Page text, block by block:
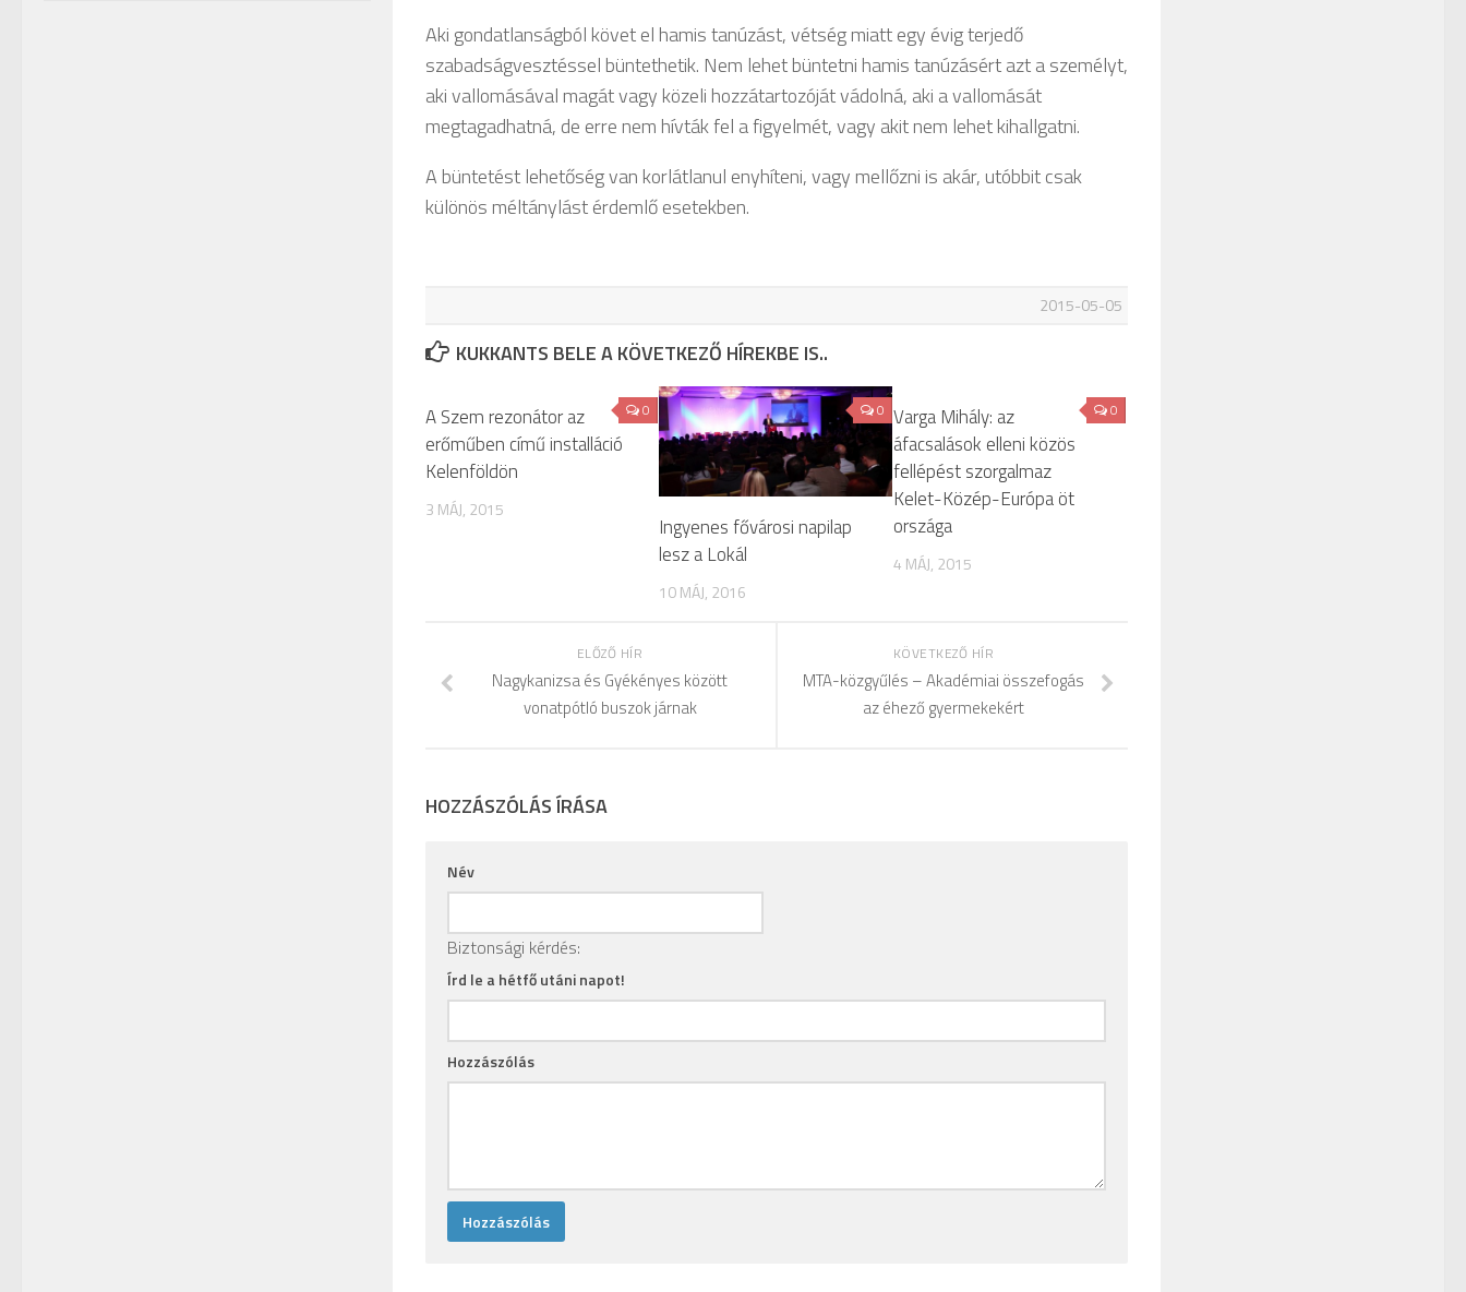
Aki gondatlanságból követ el hamis tanúzást, vétség miatt egy évig terjedő
szabadságvesztéssel büntethetik. Nem lehet büntetni hamis tanúzásért azt a személyt,
aki vallomásával magát vagy közeli hozzátartozóját vádolná, aki a vallomását
megtagadhatná, de erre nem hívták fel a figyelmét, vagy akit nem lehet kihallgatni.
A büntetést lehetőség van korlátlanul enyhíteni, vagy mellőzni is akár, utóbbit csak
különös méltánylást érdemlő esetekben.
2015-05-05
KUKKANTS BELE A KÖVETKEZŐ HÍREKBE IS..
0
A Szem rezonátor az
erőműben című installáció
Kelenföldön
3 MÁJ, 2015
0
Ingyenes fővárosi napilap
lesz a Lokál
10 MÁJ, 2016
0
Varga Mihály: az
áfacsalások elleni közös
fellépést szorgalmaz
Kelet-Közép-Európa öt
országa
4 MÁJ, 2015
KÖVETKEZŐ HÍR
MTA-közgyűlés – Akadémiai összefogás
az éhező gyermekekért
ELŐZŐ HÍR
Nagykanizsa és Gyékényes között
vonatpótló buszok járnak
HOZZÁSZÓLÁS ÍRÁSA
Név
Biztonsági kérdés:
Írd le a hétfő utáni napot!
Hozzászólás